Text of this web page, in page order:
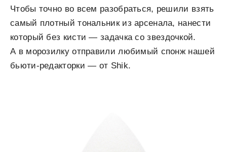
Чтобы точно во всем разобраться, решили взять
самый плотный тональник из арсенала, нанести
который без кисти — задачка со звездочкой.
А в морозилку отправили любимый спонж нашей
бьюти-редакторки — от Shik.